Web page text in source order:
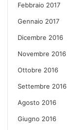
Febbraio 2017
Gennaio 2017
Dicembre 2016
Novembre 2016
Ottobre 2016
Settembre 2016
Agosto 2016
Giugno 2016